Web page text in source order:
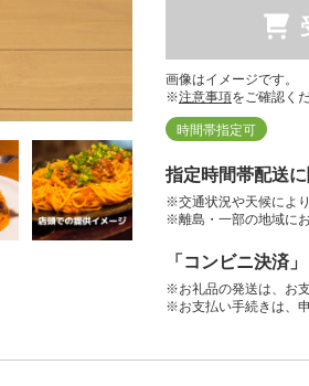
画像はイメージです。
※注意事項をご確認く
時間帯指定可
指定時間帯配送
※交通状況や天候によ
※離島・一部の地域に
「コンビニ決済
※お礼品の発送は、お
※お支払い手続きは、